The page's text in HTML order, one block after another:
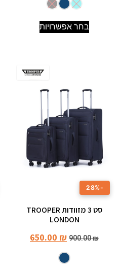
בחר אפשרויות
-28%
סט 3 מזוודות TROOPER
LONDON
900.00₪
650.00 ₪